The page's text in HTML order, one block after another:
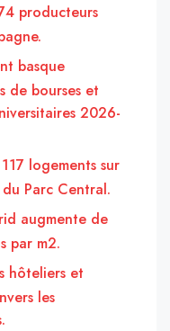
producteurs
basque
de bourses et
2026-
logements sur
Parc Central.
augmente de
par m2.
hôteliers et
les